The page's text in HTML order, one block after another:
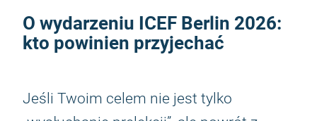
O wydarzeniu ICEF Berlin 2026:
kto powinien przyjechać
Jeśli Twoim celem nie jest tylko